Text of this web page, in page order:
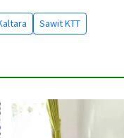
Sawit KTT